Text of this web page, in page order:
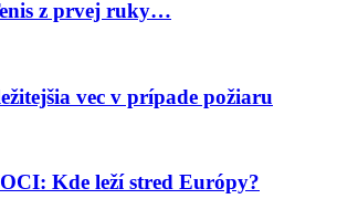
z prvej ruky…
vec v prípade požiaru
Kde leží stred Európy?